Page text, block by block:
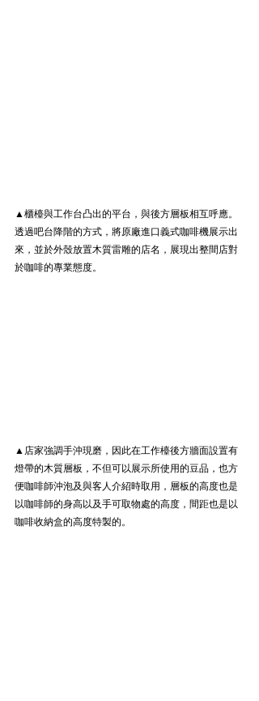
▲櫃檯與工作台凸出的平台，與後方層板相互呼應。
透過吧台降階的方式，將原廠進口義式咖啡機展示出
來，並於外殼放置木質雷雕的店名，展現出整間店對
於咖啡的專業態度。
▲店家強調手沖現磨，因此在工作檯後方牆面設置有
燈帶的木質層板，不但可以展示所使用的豆品，也方
便咖啡師沖泡及與客人介紹時取用，層板的高度也是
以咖啡師的身高以及手可取物處的高度，間距也是以
咖啡收納盒的高度特製的。